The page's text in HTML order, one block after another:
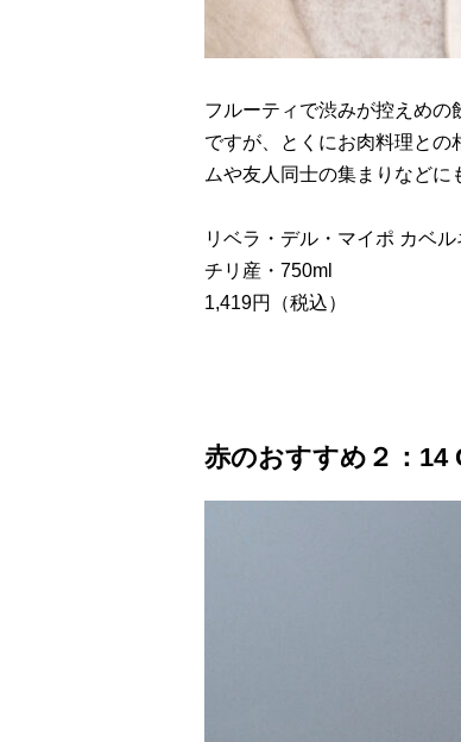
フルーティで渋みが控えめの
ですが、とくにお肉料理との
ムや友人同士の集まりなどに
リベラ・デル・マイポ カベ
チリ産・750ml
1,419円（税込）
赤のおすすめ２：